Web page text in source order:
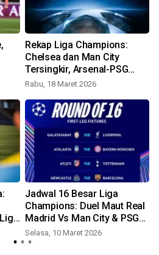
Rekap Liga Champions:
Chelsea dan Man City
Tersingkir, Arsenal-PSG
Melaju Mulus
Rabu, 18 Maret 2026
Jadwal 16 Besar Liga
Champions: Duel Maut Real
Madrid Vs Man City & PSG
Vs Chelsea!
Selasa, 10 Maret 2026